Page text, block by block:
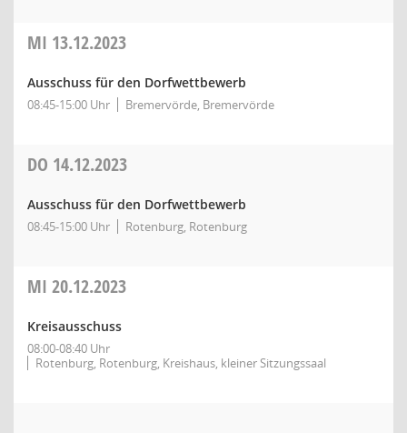
MI 13.12.2023
Ausschuss für den Dorfwettbewerb
08:45-15:00 Uhr Bremervörde, Bremervörde
DO 14.12.2023
Ausschuss für den Dorfwettbewerb
08:45-15:00 Uhr Rotenburg, Rotenburg
MI 20.12.2023
Kreisausschuss
08:00-08:40 Uhr
Rotenburg, Rotenburg, Kreishaus, kleiner Sitzungssaal